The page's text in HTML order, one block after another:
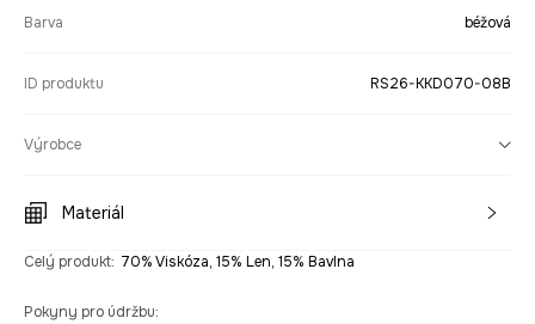
Barva béžová
ID produktu RS26-KKD070-08B
Výrobce
Materiál
Celý produkt: 70% Viskóza, 15% Len, 15% Bavlna
Pokyny pro údržbu: